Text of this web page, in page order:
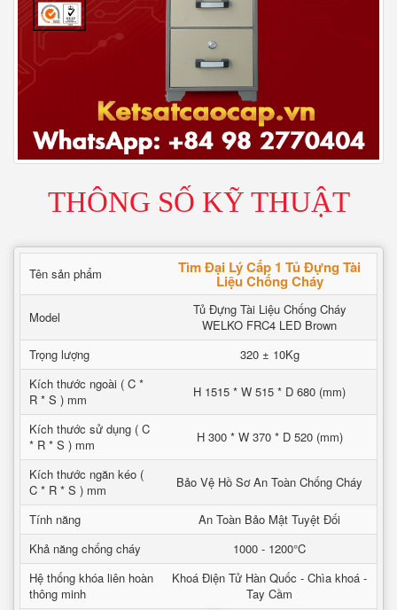
THÔNG SỐ KỸ THUẬT
Tên sản phẩm Tìm Đại Lý Cấp 1 Tủ Đựng Tài
Liệu Chống Cháy
Model
Tủ Đựng Tài Liệu Chống Cháy
WELKO FRC4 LED Brown
Trọng lượng
320 ± 10Kg
Kích thước ngoài ( C *
R * S ) mm
H 1515 * W 515 * D 680 (mm)
Kích thước sử dụng ( C
* R * S ) mm
H 300 * W 370 * D 520 (mm)
Kích thước ngăn kéo (
C * R * S ) mm
Bảo Vệ Hồ Sơ An Toàn Chống Cháy
Tính năng
An Toàn Bảo Mật Tuyệt Đối
Khả năng chống cháy
1000 - 1200°C
Hệ thống khóa liên hoàn
thông minh
Khoá Điện Tử Hàn Quốc - Chìa khoá -
Tay Cầm